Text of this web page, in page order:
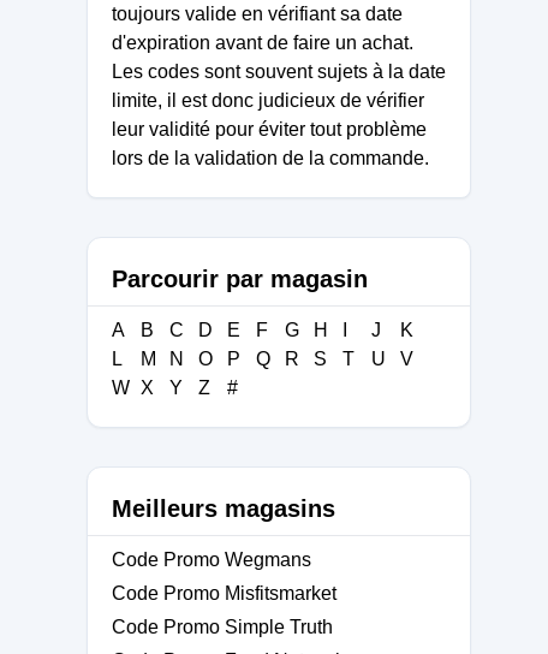
toujours valide en vérifiant sa date
d'expiration avant de faire un achat.
Les codes sont souvent sujets à la date
limite, il est donc judicieux de vérifier
leur validité pour éviter tout problème
lors de la validation de la commande.
Parcourir par magasin
A B C D E F G H J
K
L
M N O P Q R S T U
V
W X Y Z #
Meilleurs magasins
Code Promo Wegmans
Code Promo Misfitsmarket
Code Promo Simple Truth